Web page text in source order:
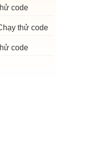
Google Ads
code
thử code
code